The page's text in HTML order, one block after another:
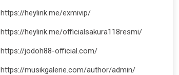
https://heylink.me/exmivip/
https://heylink.me/officialsakura118resmi/
https://jodoh88-official.com/
https://musikgalerie.com/author/admin/